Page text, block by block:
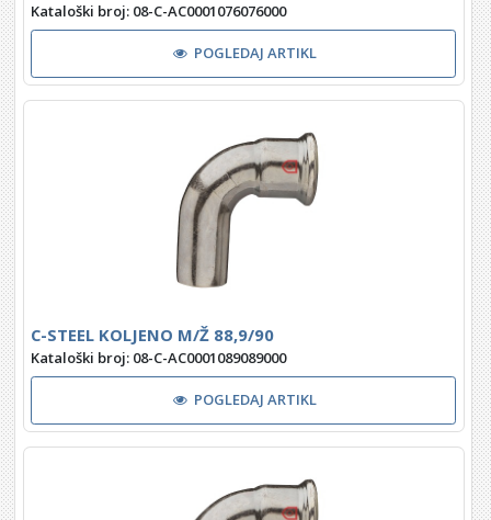
Kataloški broj: 08-C-AC0001076076000
POGLEDAJ ARTIKL
C-STEEL KOLJENO M/Ž 88,9/90
Kataloški broj: 08-C-AC0001089089000
POGLEDAJ ARTIKL